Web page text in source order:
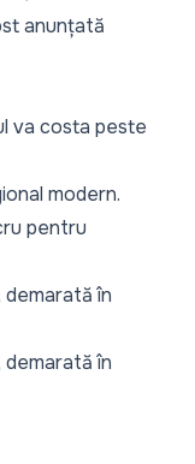
anunțată
va costa peste
modern.
pentru
demarată în
demarată în